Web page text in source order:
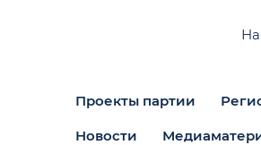
Проекты партии
Новости